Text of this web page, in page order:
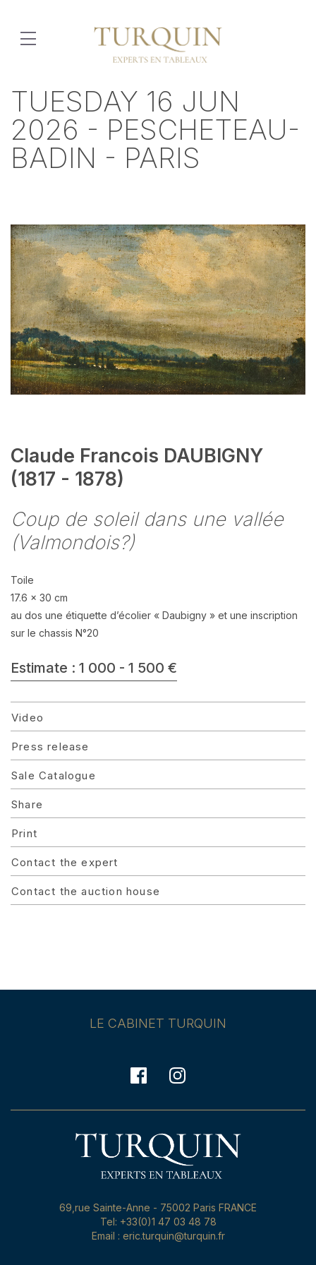
TUESDAY 16 JUN
2026 - PESCHETEAU-
BADIN - PARIS
Claude Francois DAUBIGNY
(1817 - 1878)
Coup de soleil dans une vallée
(Valmondois?)
Toile
17.6 x 30 cm
au dos une étiquette d’écolier « Daubigny » et une inscription
sur le chassis N°20
Estimate : 1 000 - 1 500 €
Video
Press release
Sale Catalogue
Share
Print
Contact the expert
Contact the auction house
LE CABINET TURQUIN
69,rue Sainte-Anne - 75002 Paris FRANCE
Tel: +33(0)1 47 03 48 78
Email : eric.turquin@turquin.fr